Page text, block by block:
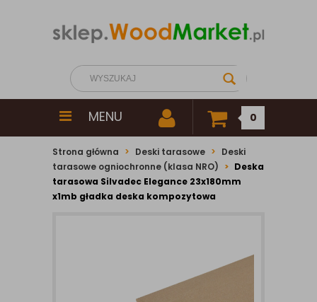
MENU 0
Strona główna Deski tarasowe
Deski
tarasowe ogniochronne (klasa NRO)
Deska
tarasowa Silvadec Elegance 23x180mm
x1mb gładka deska kompozytowa